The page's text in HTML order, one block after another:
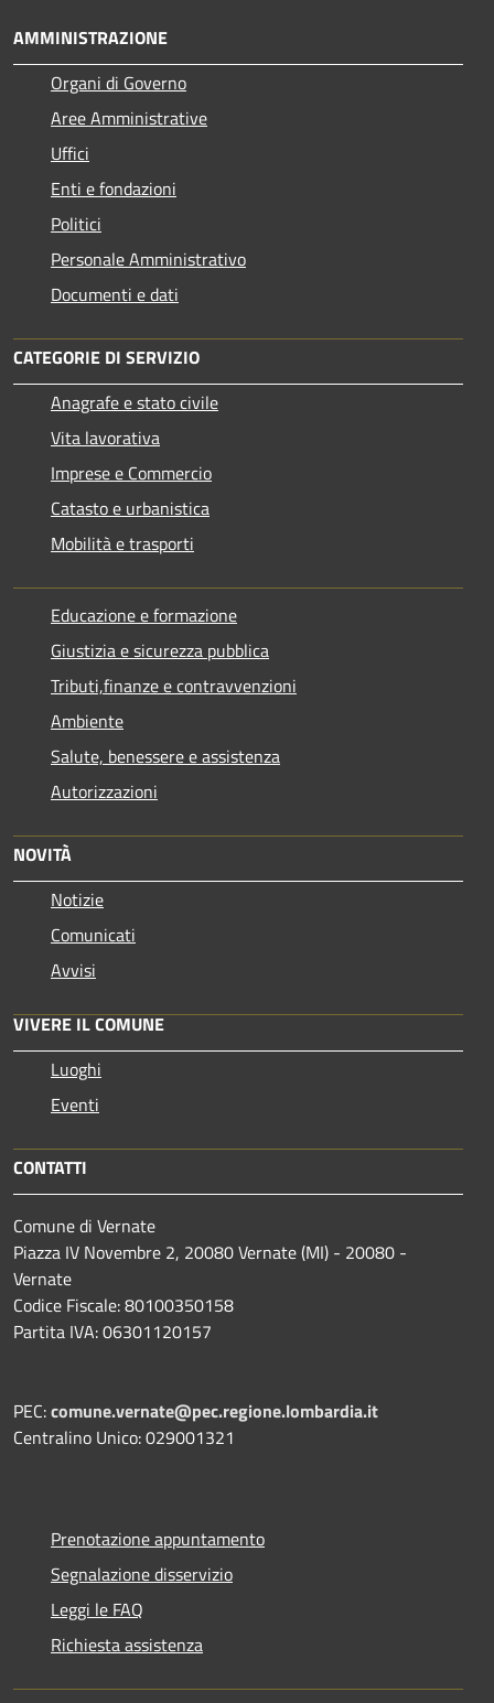
AMMINISTRAZIONE
Organi di Governo
Aree Amministrative
Uffici
Enti e fondazioni
Politici
Personale Amministrativo
Documenti e dati
CATEGORIE DI SERVIZIO
Anagrafe e stato civile
Vita lavorativa
Imprese e Commercio
Catasto e urbanistica
Mobilità e trasporti
Educazione e formazione
Giustizia e sicurezza pubblica
Tributi,finanze e contravvenzioni
Ambiente
Salute, benessere e assistenza
Autorizzazioni
NOVITÀ
Notizie
Comunicati
Avvisi
VIVERE IL COMUNE
Luoghi
Eventi
CONTATTI
Comune di Vernate
Piazza IV Novembre 2, 20080 Vernate (MI) - 20080 -
Vernate
Codice Fiscale: 80100350158
Partita IVA: 06301120157
PEC:comune.vernate@pec.regione.lombardia.it
Centralino Unico: 029001321
Prenotazione appuntamento
Segnalazione disservizio
Leggi le FAQ
Richiesta assistenza